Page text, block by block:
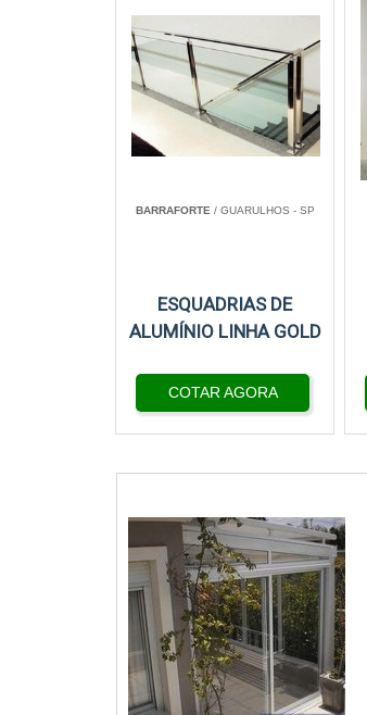
BARRAFORTE / GUARULHOS - SP
ESQUADRIAS DE
ALUMÍNIO LINHA GOLD
COTAR AGORA